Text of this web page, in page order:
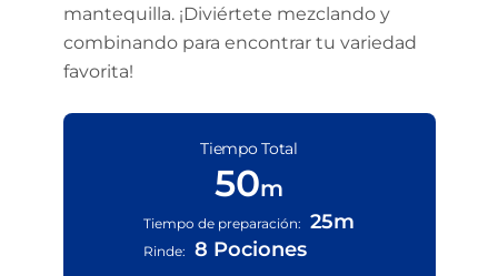
mantequilla. ¡Diviértete mezclando y
combinando para encontrar tu variedad
favorita!
Tiempo Total
50m
Tiempo de preparación: 25m
Rinde: 8 Pociones